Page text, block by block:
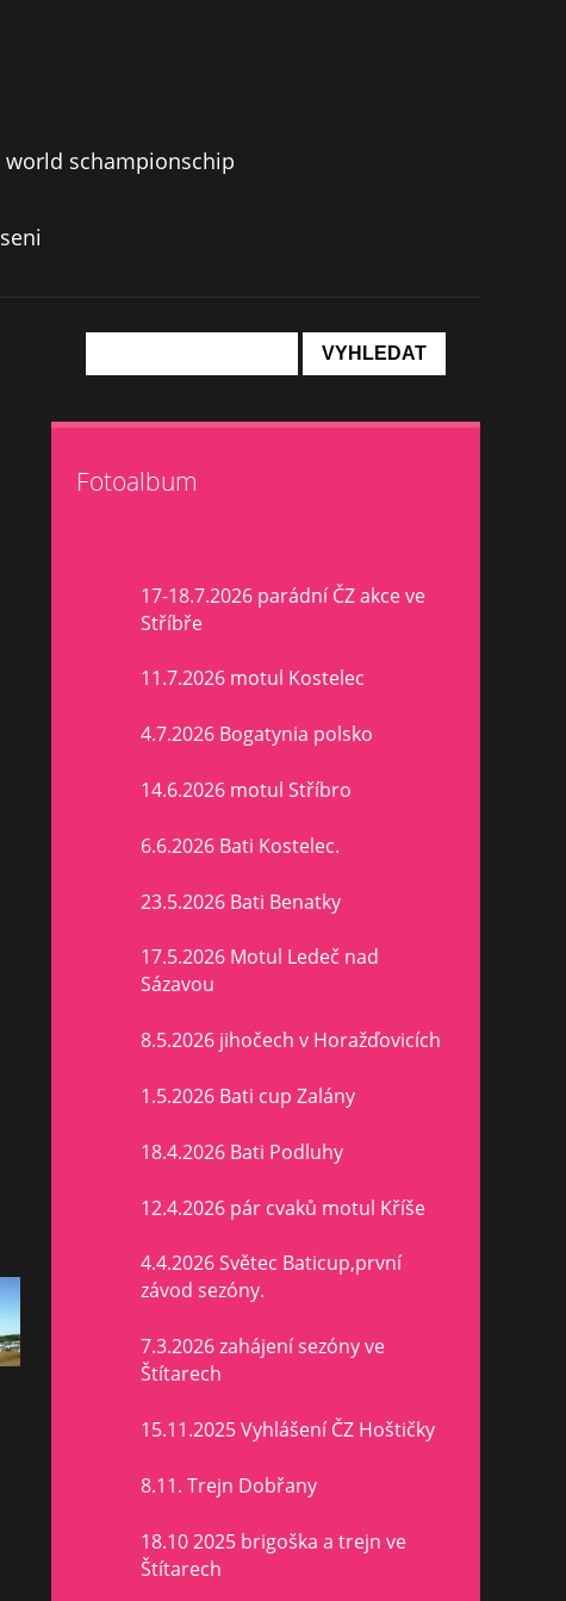
world schampionschip
Fotoalbum
17-18.7.2026 parádní ČZ akce ve
Stříbře
11.7.2026 motul Kostelec
4.7.2026 Bogatynia polsko
14.6.2026 motul Stříbro
6.6.2026 Bati Kostelec.
23.5.2026 Bati Benatky
17.5.2026 Motul Ledeč nad
Sázavou
8.5.2026 jihočech v Horažďovicích
1.5.2026 Bati cup Zalány
18.4.2026 Bati Podluhy
12.4.2026 pár cvaků motul Kříše
4.4.2026 Světec Baticup,první
závod sezóny.
7.3.2026 zahájení sezóny ve
Štítarech
15.11.2025 Vyhlášení ČZ Hoštičky
8.11. Trejn Dobřany
18.10 2025 brigoška a trejn ve
Štítarech